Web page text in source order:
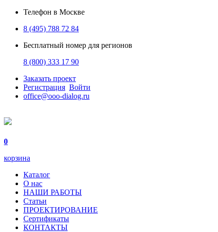
Телефон в Москве
8 (495) 788 72 84
Бесплатный номер для регионов
8 (800) 333 17 90
Заказать проект
Регистрация Войти
office@ooo-dialog.ru
0
корзина
Каталог
О нас
НАШИ РАБОТЫ
Статьи
ПРОЕКТИРОВАНИЕ
Сертификаты
КОНТАКТЫ